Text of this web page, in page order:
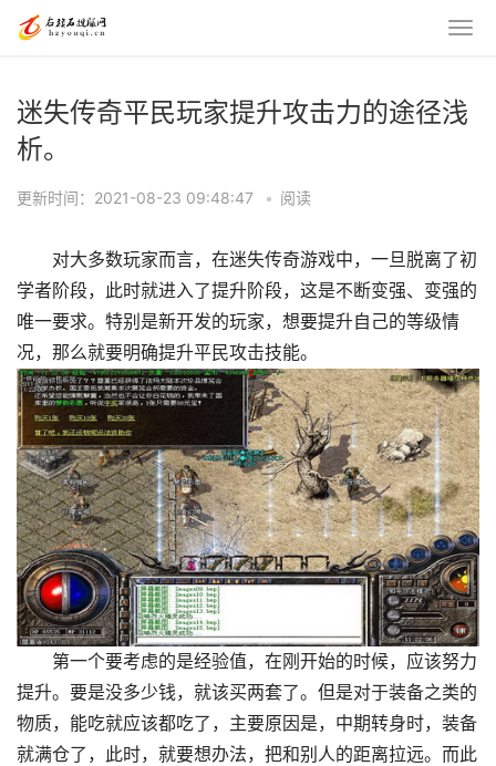
迷失传奇平民玩家提升攻击力的途径浅
析。
更新时间：2021-08-23 09:48:47 • 阅读
对大多数玩家而言，在迷失传奇游戏中，一旦脱离了初
学者阶段，此时就进入了提升阶段，这是不断变强、变强的
唯一要求。特别是新开发的玩家，想要提升自己的等级情
况，那么就要明确提升平民攻击技能。
第一个要考虑的是经验值，在刚开始的时候，应该努力
提升。要是没多少钱，就该买两套了。但是对于装备之类的
物质，能吃就应该都吃了，主要原因是，中期转身时，装备
就满仓了，此时，就要想办法，把和别人的距离拉远。而此